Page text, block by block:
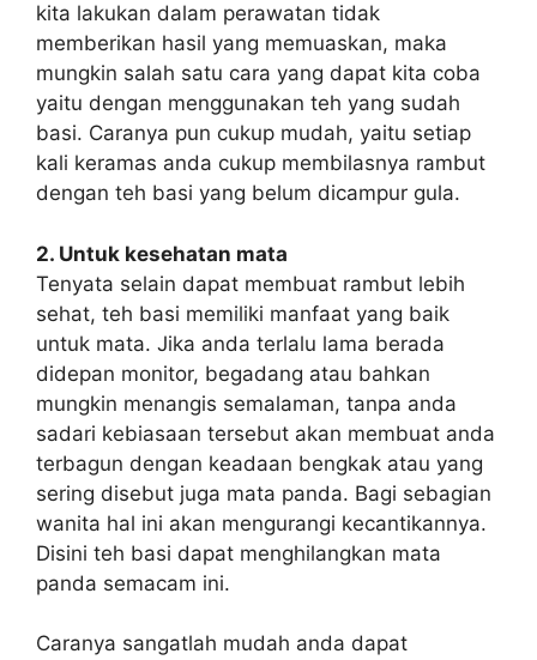
kita lakukan dalam perawatan tidak
memberikan hasil yang memuaskan, maka
mungkin salah satu cara yang dapat kita coba
yaitu dengan menggunakan teh yang sudah
basi. Caranya pun cukup mudah, yaitu setiap
kali keramas anda cukup membilasnya rambut
dengan teh basi yang belum dicampur gula.
2. Untuk kesehatan mata
Tenyata selain dapat membuat rambut lebih
sehat, teh basi memiliki manfaat yang baik
untuk mata. Jika anda terlalu lama berada
didepan monitor, begadang atau bahkan
mungkin menangis semalaman, tanpa anda
sadari kebiasaan tersebut akan membuat anda
terbagun dengan keadaan bengkak atau yang
sering disebut juga mata panda. Bagi sebagian
wanita hal ini akan mengurangi kecantikannya.
Disini teh basi dapat menghilangkan mata
panda semacam ini.
Caranya sangatlah mudah anda dapat